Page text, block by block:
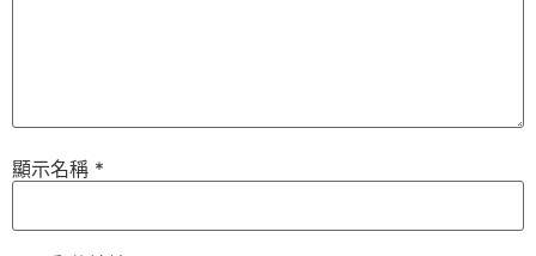
顯示名稱 *